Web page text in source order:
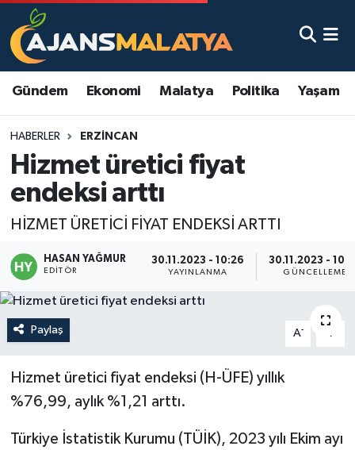
Gündem Ekonomi Malatya Politika Yaşam
HABERLER ERZINCAN
Hizmet üretici fiyat
endeksi arttı
HİZMET ÜRETİCİ FİYAT ENDEKSİ ARTTI
HASAN YAĞMUR
EDITÖR
30.11.2023 - 10:26
YAYINLANMA
30.11.2023 -
GÜNCELLEME
Paylaş A- A
Hizmet üretici fiyat endeksi (H-ÜFE) yıllık
%76,99, aylık %1,21 arttı.
Türkiye İstatistik Kurumu (TÜİK), 2023 yılı Ekim ayı
Asayiş
Eğitim
Ekonomi
Gündem
Kadın
Kültür & Sanat
Magazin
Politika
Malatya Nöbetçi Eczaneler
Malatya Namaz Vakitleri
Malatya Trafik Yoğunluk Haritası
TFF 3.Lig 2.Grup Puan Durumu ve Fikstür
Tüm Manşetler
Son Dakika Haberleri
Haber Arşivi